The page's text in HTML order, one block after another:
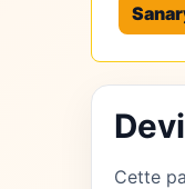
Cette